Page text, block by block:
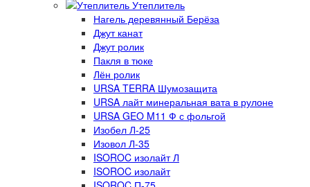
Утеплитель
Нагель деревянный Берёза
Джут канат
Джут ролик
Пакля в тюке
Лён ролик
URSA TERRA Шумозащита
URSA лайт минеральная вата в рулоне
URSA GEO M11 Ф с фольгой
Изобел Л-25
Изовол Л-35
ISOROC изолайт Л
ISOROC изолайт